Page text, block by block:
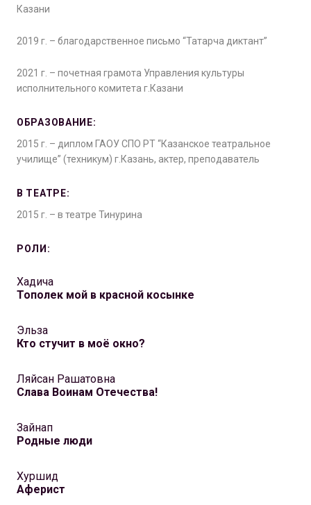
Казани
2019 г. – благодарственное письмо “Татарча диктант”
2021 г. – почетная грамота Управления культуры
исполнительного комитета г.Казани
ОБРАЗОВАНИЕ:
2015 г. – диплом ГАОУ СПО РТ “Казанское театральное
училище” (техникум) г.Казань, актер, преподаватель
В ТЕАТРЕ:
2015 г. – в театре Тинурина
РОЛИ:
Хадича
Тополек мой в красной косынке
Эльза
Кто стучит в моё окно?
Ляйсан Рашатовна
Слава Воинам Отечества!
Зайнап
Родные люди
Хуршид
Аферист